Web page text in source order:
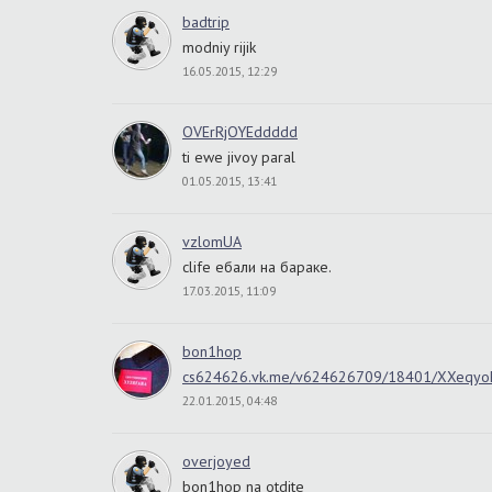
badtrip
modniy rijik
16.05.2015, 12:29
OVErRjOYEddddd
ti ewe jivoy paral
01.05.2015, 13:41
vzlomUA
clife ебали на бараке.
17.03.2015, 11:09
bon1hop
cs624626.vk.me/v624626709/18401/
22.01.2015, 04:48
overjoyed
bon1hop na otdite